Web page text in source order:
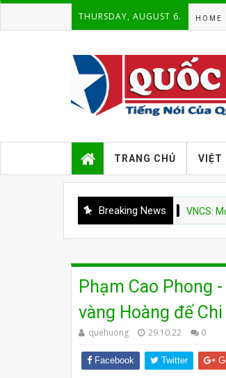
THURSDAY, AUGUST 6. HOME
TRANG CHỦ VIỆT
Breaking News
BBC VNCS: Mục sư
P hạm Cao Phong
vàng Hoàng đế
quehuong 29.10.22 0
Facebook Twitter